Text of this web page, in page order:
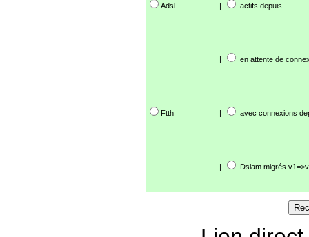
Adsl | actifs depuis
| en attente de
Ftth | avec connexions
| Dslam migrés